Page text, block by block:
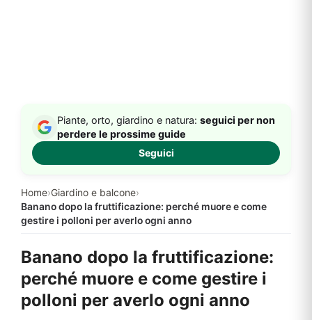
Home›Giardino e balcone›
Banano dopo la fruttificazione: perché muore e come
gestire i polloni per averlo ogni anno
Piante, orto, giardino e natura: seguici per non
perdere le prossime guide
Seguici
Banano dopo la fruttificazione:
perché muore e come gestire i
polloni per averlo ogni anno